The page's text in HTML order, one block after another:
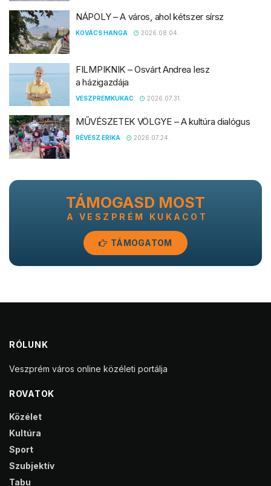
NÁPOLY – A város, ahol kétszer sírsz
KOVÁCS HANGA 2026.08.04.
FILMPIKNIK – Osvárt Andrea lesz
a házigazdája
VESZPREMKUKAC 2026.07.31.
MŰVÉSZETEK VÖLGYE – A kultúra dialógus
RÉVÉSZ ERIKA 2026.07.24.
TÁMOGASD MOST
A VESZPRÉM KUKACOT
TÁMOGATOM
RÓLUNK
Veszprém város online közéleti portálja
ROVATOK
Közélet
Kultúra
Sport
Szubjektív
Tabu